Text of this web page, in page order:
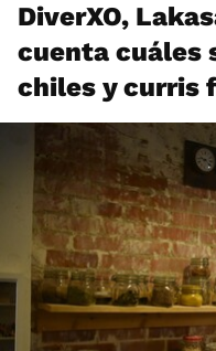
DiverXO,
cuenta cuáles
chiles y curris